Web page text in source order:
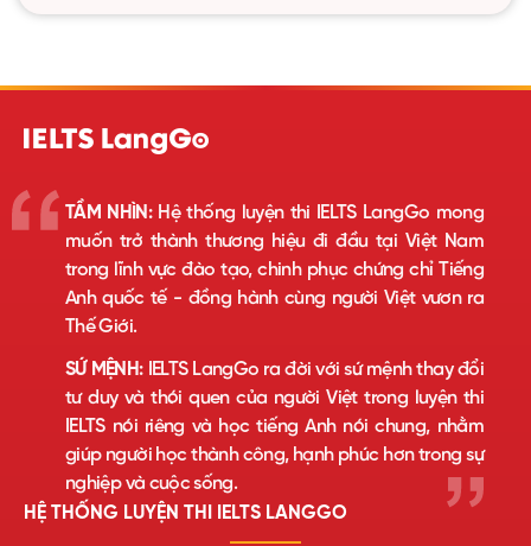
TẦM NHÌN:Hệ thống luyện thi IELTS LangGo mong
muốn trở thành thương hiệu đi đầu tại Việt Nam
trong lĩnh vực đào tạo, chinh phục chứng chỉ Tiếng
Anh quốc tế - đồng hành cùng người Việt vươn ra
Thế Giới.
SỨ MỆNH:IELTS LangGo ra đời với sứ mệnh thay đổi
tư duy và thói quen của người Việt trong luyện thi
IELTS nói riêng và học tiếng Anh nói chung, nhằm
giúp người học thành công, hạnh phúc hơn trong sự
nghiệp và cuộc sống.
HỆ THỐNG LUYỆN THI IELTS LANGGO